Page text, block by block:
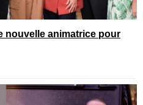
nouvelle animatrice pour